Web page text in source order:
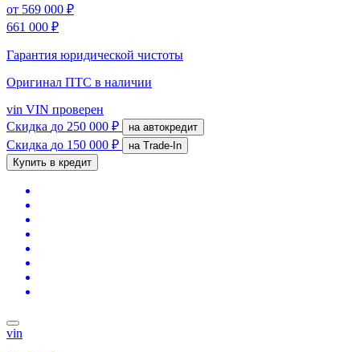
от 569 000 ₽
661 000 ₽
Гарантия юридической чистоты
Оригинал ПТС в наличии
vin VIN проверен
Скидка до 250 000 ₽ на автокредит
Скидка до 150 000 ₽
на Trade-In
Купить в кредит
vin